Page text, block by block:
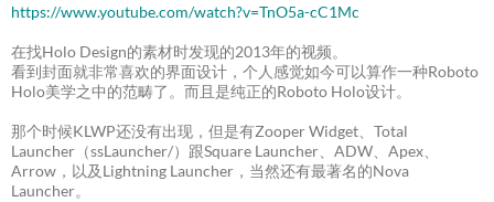
https://www.youtube.com/watch?v=TnO5a-cC1Mc
在找Holo Design的素材时发现的2013年的视频。
看到封面就非常喜欢的界面设计，个人感觉如今可以算作一种Roboto
Holo美学之中的范畴了。而且是纯正的Roboto Holo设计。
那个时候KLWP还没有出现，但是有Zooper Widget、Total
Launcher（ssLauncher/）跟Square Launcher、ADW、Apex、
Arrow，以及Lightning Launcher，当然还有最著名的Nova
Launcher。